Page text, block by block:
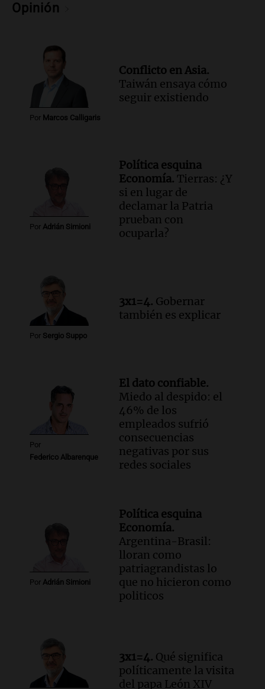
Episodios
Opinión
Por Marcos Calligaris
Conflicto en Asia.
Taiwán ensaya cómo
seguir existiendo
Por Adrián Simioni
Política esquina
Economía. Tierras: ¿Y
si en lugar de
declamar la Patria
prueban con
ocuparla?
Por Sergio Suppo
3x1=4. Gobernar
también es explicar
Por
Federico Albarenque
El dato confiable.
Miedo al despido: el
46% de los
empleados sufrió
consecuencias
negativas por sus
redes sociales
Por Adrián Simioni
Política esquina
Economía.
Argentina-Brasil:
lloran como
patriagrandistas lo
que no hicieron como
politicos
3x1=4. Qué significa
políticamente la visita
del papa León XIV